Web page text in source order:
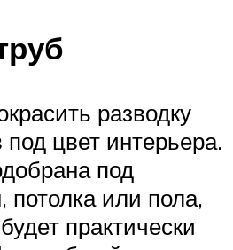
разводку
цвет интерьера.
под
потолка или пола,
практически